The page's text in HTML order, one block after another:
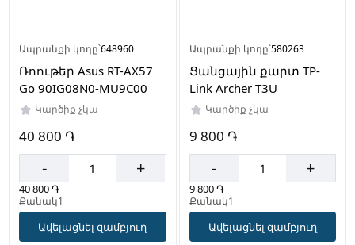
Ապրանքի կոդը՝648960
Ռոութեր Asus RT-AX57
Go 90IG08N0-MU9C00
Կարծիք չկա
40 800 ֏
- +
40 800 ֏
Քանակ1
Ավելացնել զամբյուղ
Ապրանքի կոդը՝580263
Ցանցային քարտ TP-
Link Archer T3U
Կարծիք չկա
9 800 ֏
- +
9 800 ֏
Քանակ1
Ավելացնել զամբյուղ